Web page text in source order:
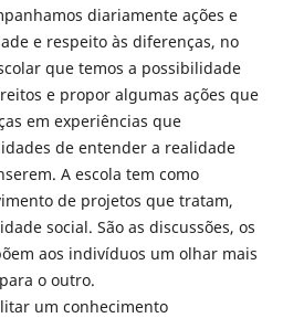
diariamente ações e
e respeito às diferenças, no
que temos a possibilidade
e propor algumas ações que
em experiências que
de entender a realidade
A escola tem como
de projetos que tratam,
social. São as discussões, os
aos indivíduos um olhar mais
o outro.
um conhecimento